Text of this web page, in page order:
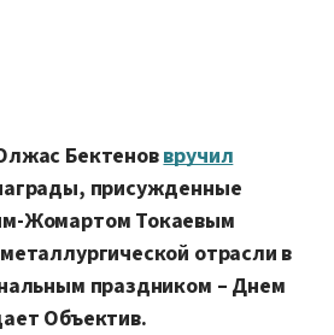
Бектеноввручил
присужденные
Жомартом Токаевым
отрасли в
праздником – Днем
Объектив.